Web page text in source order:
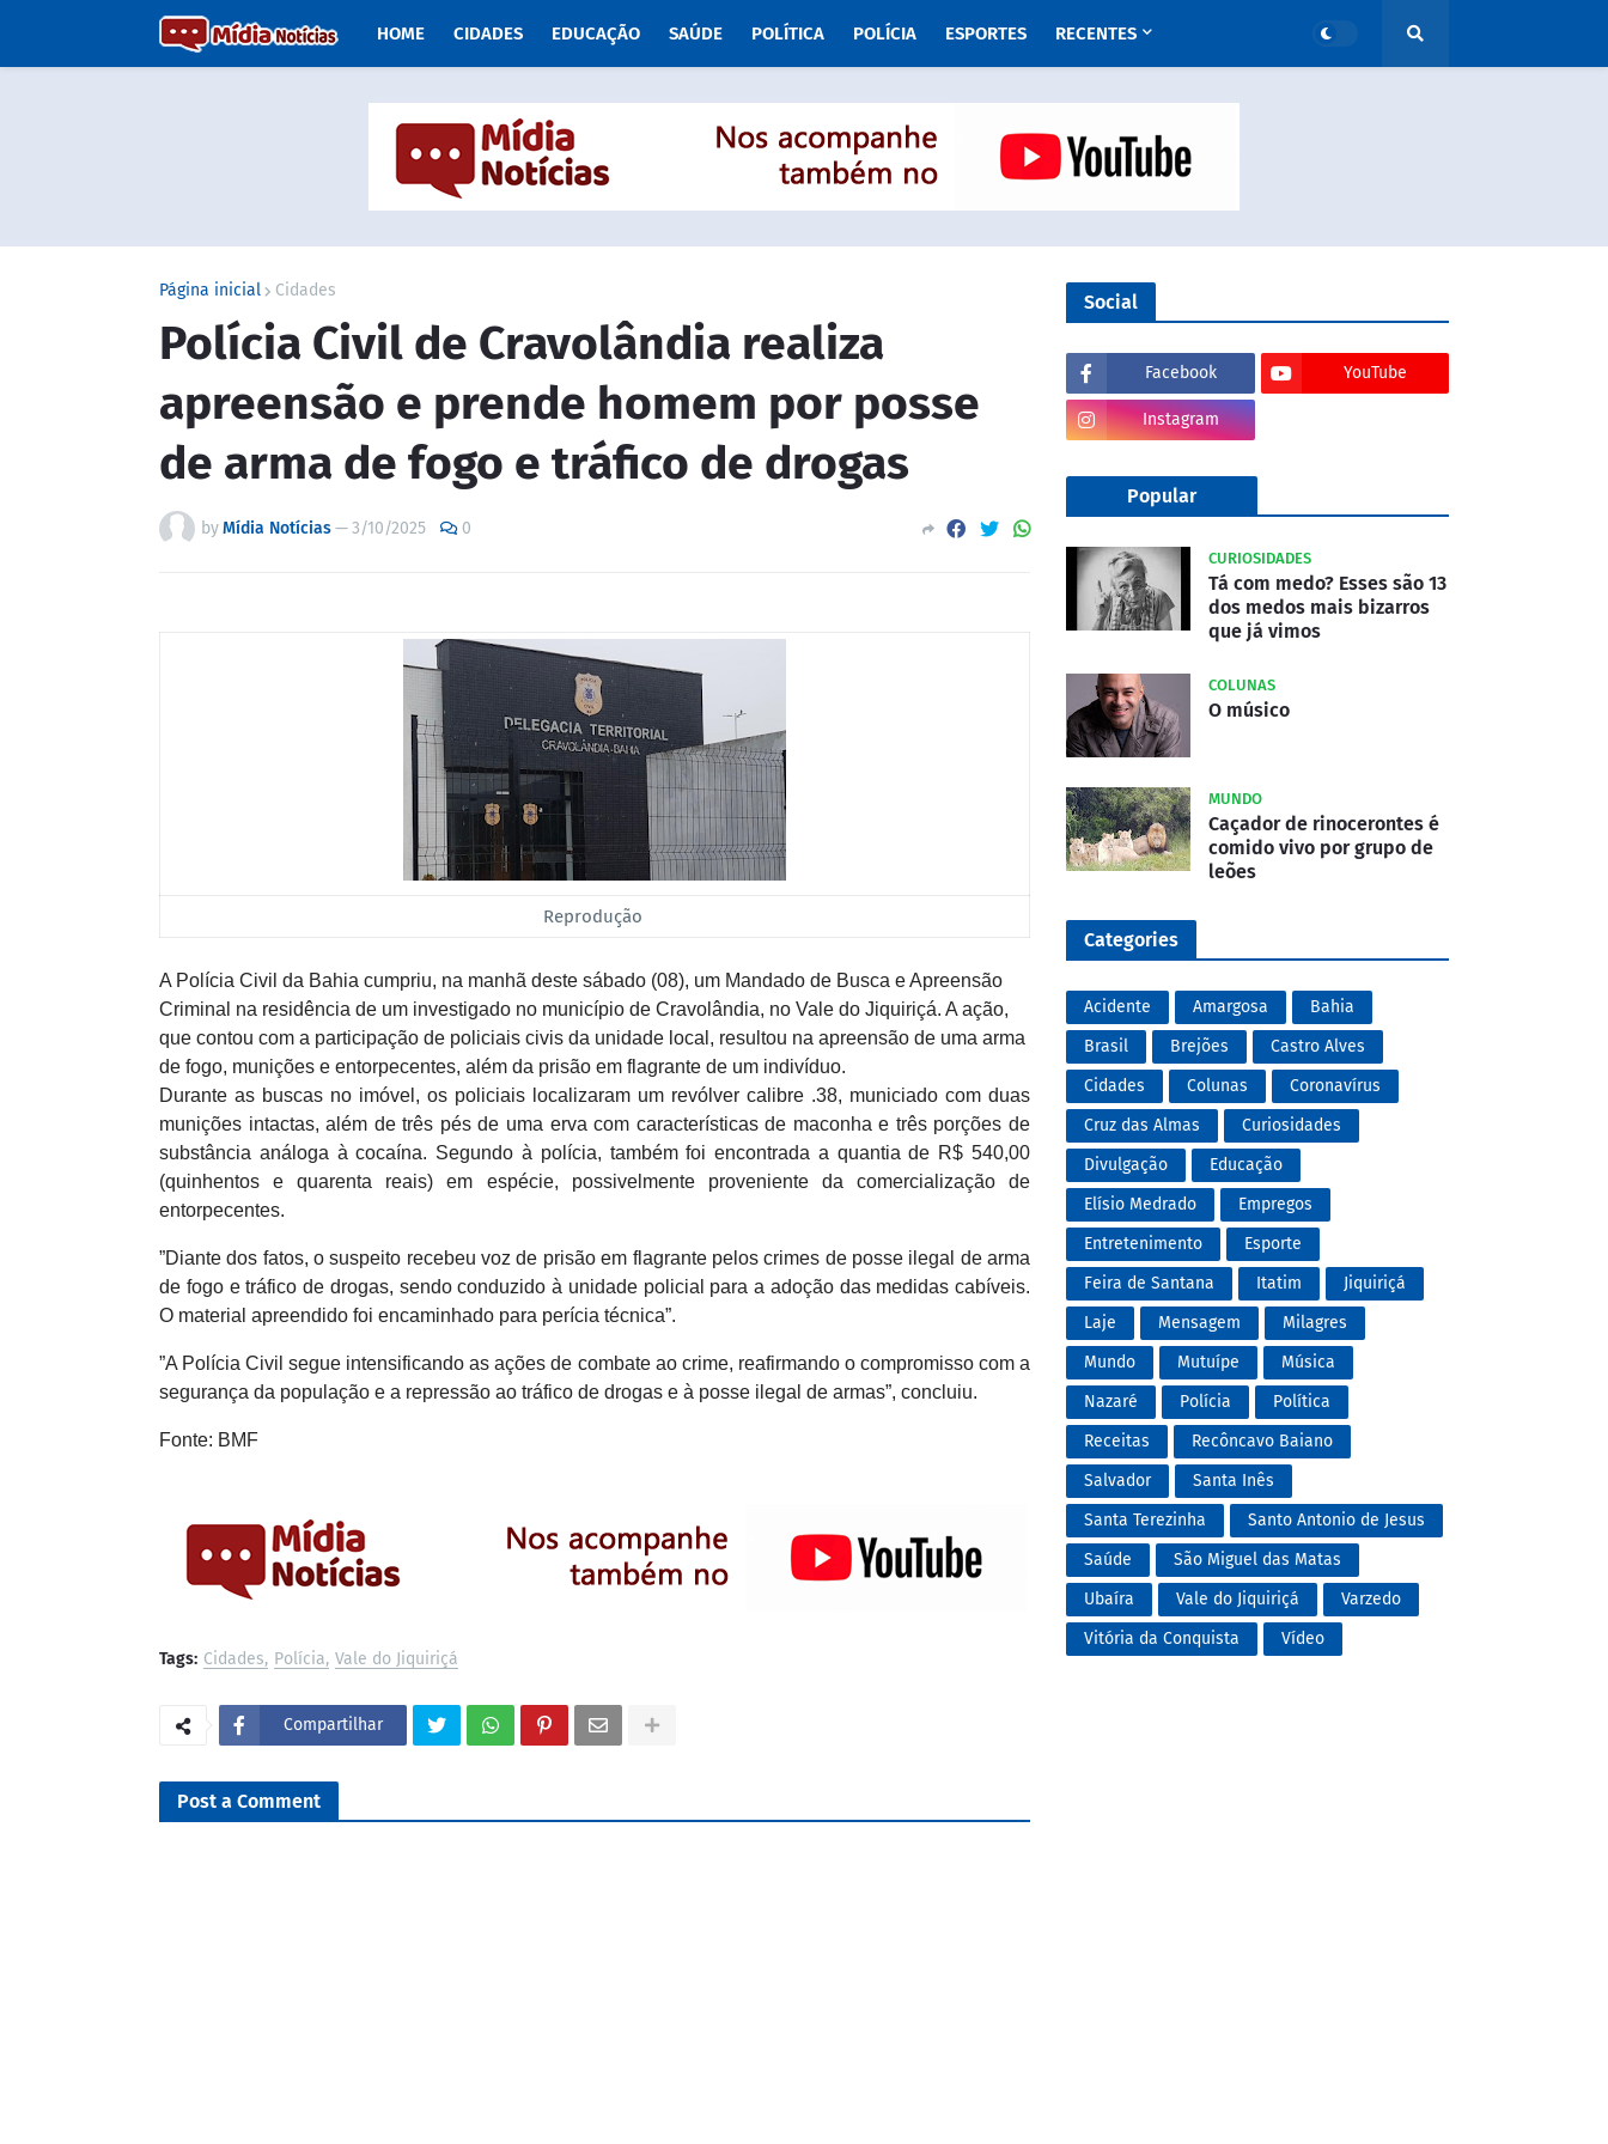
HOME CIDADES EDUCAÇÃO SAÚDE POLÍTICA POLÍCIA ESPORTES RECENTES
Página inicial Cidades
Polícia Civil de Cravolândia realiza
apreensão e prende homem por posse
de arma de fogo e tráfico de drogas
byMídia Notícias—3/10/2025 0
Reprodução
A Polícia Civil da Bahia cumpriu, na manhã deste sábado (08), um Mandado de Busca e Apreensão
Criminal na residência de um investigado no município de Cravolândia, no Vale do Jiquiriçá. A ação,
que contou com a participação de policiais civis da unidade local, resultou na apreensão de uma arma
de fogo, munições e entorpecentes, além da prisão em flagrante de um indivíduo.
Durante as buscas no imóvel, os policiais localizaram um revólver calibre .38, municiado com duas
munições intactas, além de três pés de uma erva com características de maconha e três porções de
substância análoga à cocaína. Segundo à polícia, também foi encontrada a quantia de R$ 540,00
(quinhentos e quarenta reais) em espécie, possivelmente proveniente da comercialização de
entorpecentes.
”Diante dos fatos, o suspeito recebeu voz de prisão em flagrante pelos crimes de posse ilegal de arma
de fogo e tráfico de drogas, sendo conduzido à unidade policial para a adoção das medidas cabíveis.
O material apreendido foi encaminhado para perícia técnica”.
”A Polícia Civil segue intensificando as ações de combate ao crime, reafirmando o compromisso com a
segurança da população e a repressão ao tráfico de drogas e à posse ilegal de armas”, concluiu.
Fonte: BMF
Tags: Cidades Polícia Vale do Jiquiriçá
Compartilhar
Post a Comment
Social
Facebook YouTube
Instagram
Popular
CURIOSIDADES
Tá com medo? Esses são 13
dos medos mais bizarros
que já vimos
COLUNAS
O músico
MUNDO
Caçador de rinocerontes é
comido vivo por grupo de
leões
Categories
Acidente Amargosa
Bahia
Brasil
Brejões
Castro Alves
Cidades
Colunas
Coronavírus
Cruz das Almas
Curiosidades
Divulgação
Educação
Elísio Medrado
Empregos
Entretenimento
Esporte
Feira de Santana
Itatim
Jiquiriçá
Laje
Mensagem
Milagres
Mundo
Mutuípe
Música
Nazaré
Polícia
Política
Receitas
Recôncavo Baiano
Salvador
Santa Inês
Santa Terezinha
Santo Antonio de Jesus
Saúde
São Miguel das Matas
Ubaíra
Vale do Jiquiriçá
Varzedo
Vitória da Conquista
Vídeo